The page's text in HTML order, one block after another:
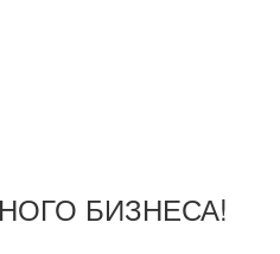
БИЗНЕСА!